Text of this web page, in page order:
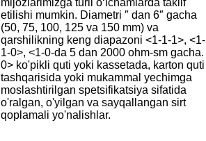
mijozlarimizga turli oʻlchamlarda taklif
etilishi mumkin. Diametri ″ dan 6″ gacha
(50, 75, 100, 125 va 150 mm) va
qarshilikning keng diapazoni <1-1-1>, <1-
1-0>, <1-0-da 5 dan 2000 ohm-sm gacha.
0> ko'pikli quti yoki kassetada, karton quti
tashqarisida yoki mukammal yechimga
moslashtirilgan spetsifikatsiya sifatida
o'ralgan, o'yilgan va sayqallangan sirt
qoplamali yo'nalishlar.